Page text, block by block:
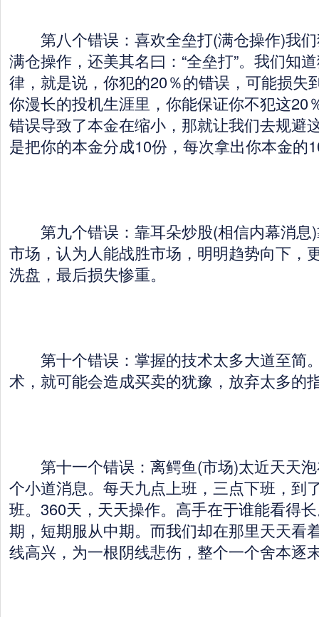
第八个错误：喜欢全垒打(满仓操作)我们
满仓操作，还美其名曰：“全垒打”。我们知
律，就是说，你犯的20％的错误，可能损失
你漫长的投机生涯里，你能保证你不犯这20
错误导致了本金在缩小，那就让我们去规避
是把你的本金分成10份，每次拿出你本金的
第九个错误：靠耳朵炒股(相信内幕消息)
市场，认为人能战胜市场，明明趋势向下，
洗盘，最后损失惨重。
第十个错误：掌握的技术太多大道至简
术，就可能会造成买卖的犹豫，放弃太多的
第十一个错误：离鳄鱼(市场)太近天天泡
个小道消息。每天九点上班，三点下班，到
班。360天，天天操作。高手在于谁能看得
期，短期服从中期。而我们却在那里天天看
线高兴，为一根阴线悲伤，整个一个舍本逐